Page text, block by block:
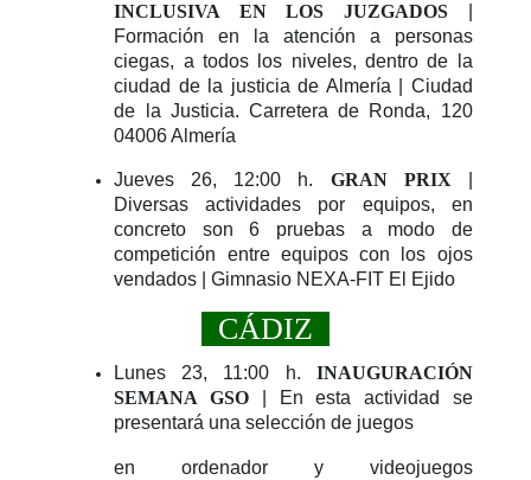
INCLUSIVA EN LOS JUZGADOS
Formación en la atención a personas
ciegas, a todos los niveles, dentro de la
ciudad de la justicia de Almería | Ciudad
de la Justicia. Carretera de Ronda, 120
04006 Almería
Jueves 26, 12:00 h. GRAN PRIX
Diversas actividades por equipos, en
concreto son 6 pruebas a modo de
competición entre equipos con los ojos
vendados | Gimnasio NEXA-FIT El Ejido
CÁDIZ
Lunes 23, 11:00 h. INAUGURACIÓN
SEMANA GSO
| En esta actividad se
presentará una selección de juegos
en ordenador y videojuegos